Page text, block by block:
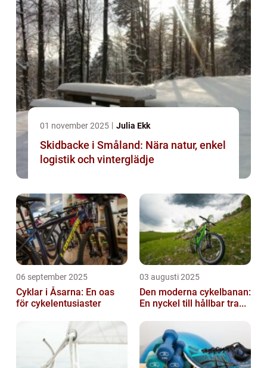
01 november 2025 Julia Ekk
Skidbacke i Småland: Nära natur, enkel
logistik och vinterglädje
06 september 2025
Cyklar i Åsarna: En oas
för cykelentusiaster
03 augusti 2025
Den moderna cykelbanan:
En nyckel till hållbar tra...